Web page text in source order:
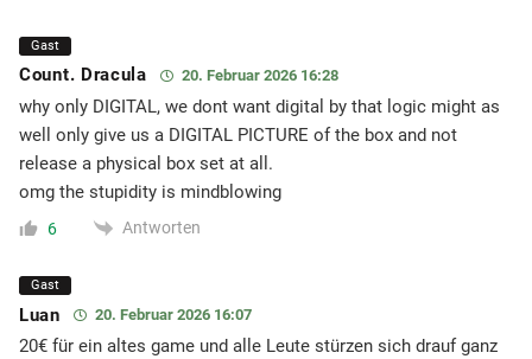
Gast
Count. Dracula 20. Februar 2026 16:28
why only DIGITAL, we dont want digital by that logic might as
well only give us a DIGITAL PICTURE of the box and not
release a physical box set at all.
omg the stupidity is mindblowing
6 Antworten
Gast
Luan 20. Februar 2026 16:07
20€ für ein altes game und alle Leute stürzen sich drauf ganz